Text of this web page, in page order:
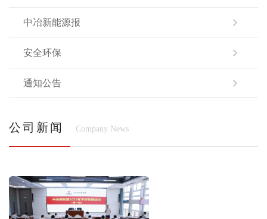
中冶新能源报
安全环保
通知公告
公司新闻 Company News